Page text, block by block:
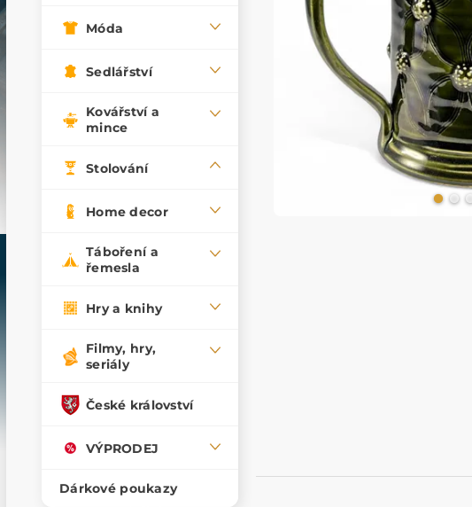
Móda
Sedlářství
Kovářství a
mince
Stolování
Home decor
Táboření a
řemesla
Hry a knihy
Filmy, hry,
seriály
České království
VÝPRODEJ
Dárkové poukazy